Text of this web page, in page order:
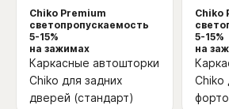
Chiko Premium
светопропускаемость
5-15%
на зажимах
Каркасные автошторки
Chiko для задних
дверей (стандарт)
Chiko
5-15%
на
Chiko